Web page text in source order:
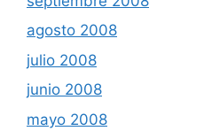
agosto 2008
julio 2008
junio 2008
mayo 2008